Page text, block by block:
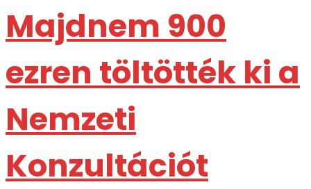
Majdnem 900
ezren töltötték ki a
Nemzeti
Konzultációt